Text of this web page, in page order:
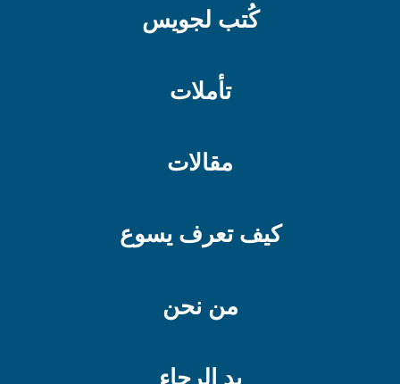
كُتب لجويس
تأملات
مقالات
كيف تعرف يسوع
من نحن
يد الرجاء